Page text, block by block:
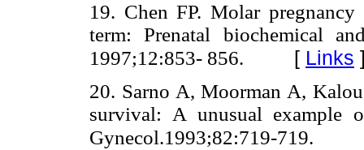
19. Chen FP. Molar
term: Prenatal biochemical
1997;12:853- 856.
[ Links
20. Sarno A, Moorman A,
survival: A unusual example
Gynecol.1993;82:719-719.